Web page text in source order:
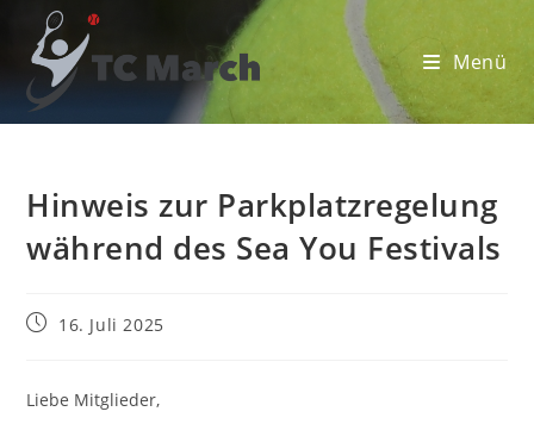
Inhalt
springen
Menü
Hinweis zur Parkplatzregelung
während des Sea You Festivals
Beitrag16. Juli 2025
Liebe Mitglieder,